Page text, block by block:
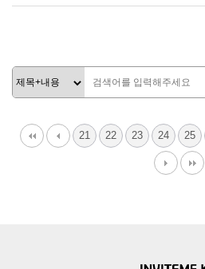
21 22 23 24 25